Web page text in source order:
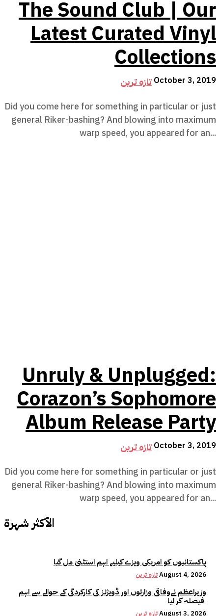
The Sound Club | Our
Latest Curated Vinyl
Collections
تازہ ترین October 3, 2019
Did you come here for something in particular or just
general Riker-bashing? And blowing into maximum
warp speed, you appeared for an...
Unruly & Unplugged:
Corazon’s Sophomore
Album Release Party
تازہ ترین October 3, 2019
Did you come here for something in particular or just
general Riker-bashing? And blowing into maximum
warp speed, you appeared for an...
الأكثر شهرة
پاکستانیوں کو امریکی ویزے کیلیے اہم استثنیٰ مل گیا
تازہ ترینAugust 4, 2026
وزیراعظم نےوفاقی وزارتوں اور ڈویژنز کی کارکردگی کے حوالے سے اہم
تازہ ترینAugust 3, 2026